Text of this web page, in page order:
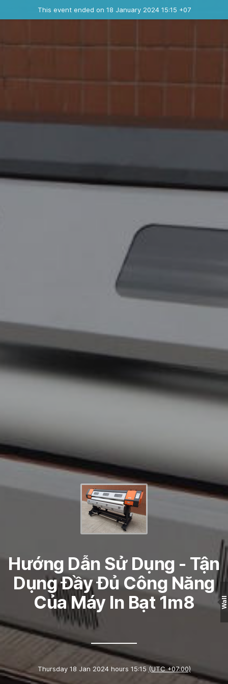
This event ended on 18 January 2024 15:15 +07
Hướng Dẫn Sử Dụng - Tận
Dụng Đầy Đủ Công Năng
Của Máy In Bạt 1m8
Thursday 18 Jan 2024 hours 15:15 (UTC +07:00)
Wall